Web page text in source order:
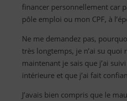
financer personnellement car
pôle emploi ou mon CPF, à
Ne me demandez pas,
très longtemps, je n’ai su quoi
maintenant je sais que j’ai
intérieure et que j’ai fait
J’avais bien compris que le